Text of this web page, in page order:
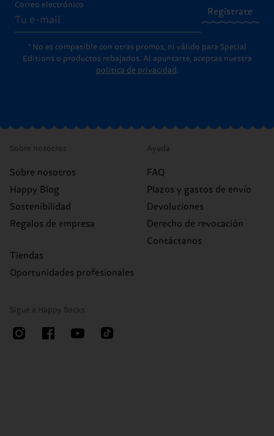
Correo electrónico
Regístrate
* No es compatible con otras promos, ni válido para Special
Editions o productos rebajados. Al apuntarte, aceptas nuestra
política de privacidad .
Sobre nosotros
Sobre nosotros
Happy Blog
Sostenibilidad
Regalos de empresa
Tiendas
Oportunidades profesionales
Ayuda
FAQ
Plazos y gastos de envío
Devoluciones
Derecho de revocación
Contáctanos
Sigue a Happy Socks